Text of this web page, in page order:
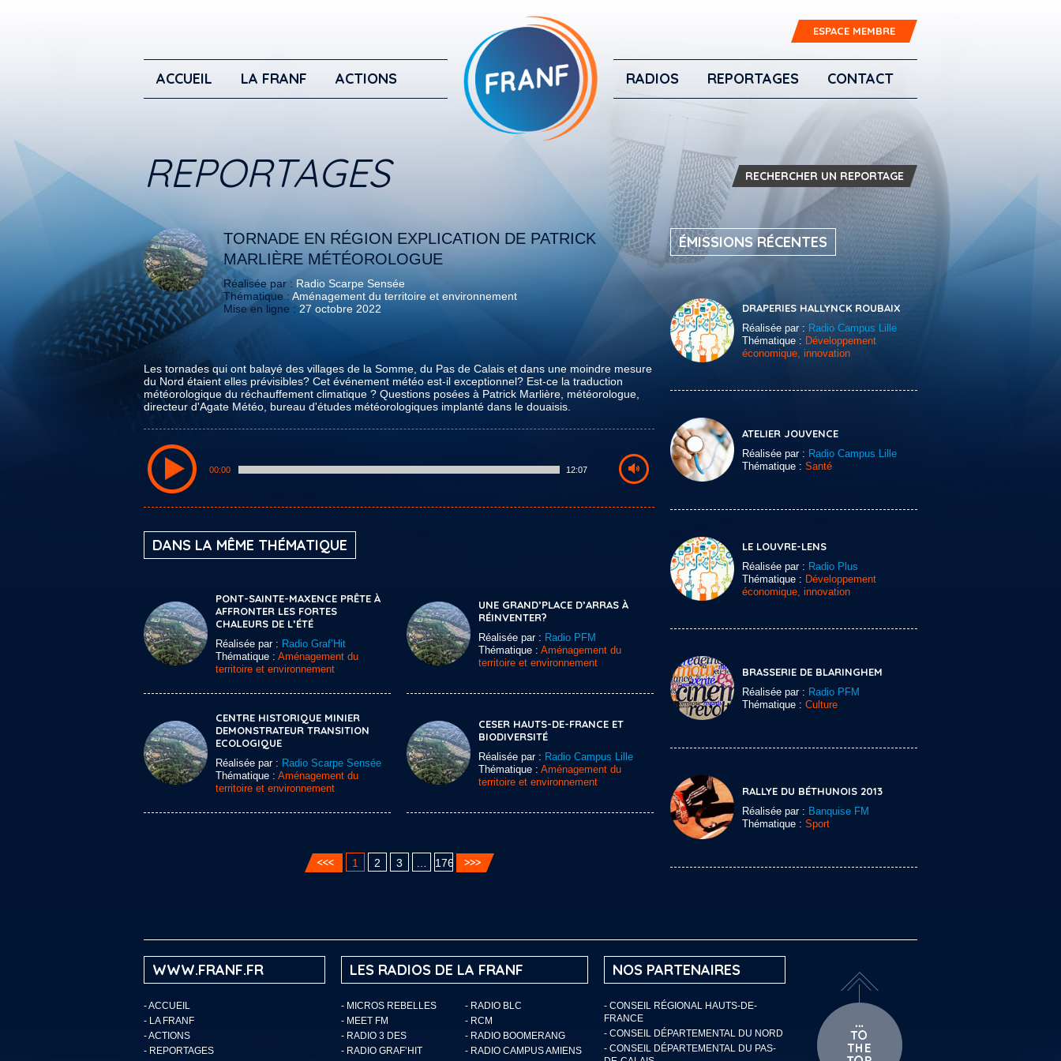
ESPACE MEMBRE
ACCUEIL LA FRANF ACTIONS RADIOS REPORTAGES CONTACT
REPORTAGES RECHERCHER UN REPORTAGE
TORNADE EN RÉGION EXPLICATION DE PATRICK
MARLIÈRE MÉTÉOROLOGUE
Réalisée par : Radio Scarpe Sensée
Thématique : Aménagement du territoire et environnement
Mise en ligne : 27 octobre 2022
Les tornades qui ont balayé des villages de la Somme, du Pas de Calais et dans une moindre mesure
du Nord étaient elles prévisibles? Cet événement météo est-il exceptionnel? Est-ce la traduction
météorologique du réchauffement climatique ? Questions posées à Patrick Marlière, météorologue,
directeur d'Agate Météo, bureau d'études météorologiques implanté dans le douaisis.
00:00 12:07
DANS LA MÊME THÉMATIQUE
PONT-SAINTE-MAXENCE PRÊTE À
AFFRONTER LES FORTES
CHALEURS DE L’ÉTÉ
Réalisée par : Radio Graf’Hit
Thématique : Aménagement du
territoire et environnement
UNE GRAND’PLACE D’ARRAS À
RÉINVENTER?
Réalisée par : Radio PFM
Thématique : Aménagement du
territoire et environnement
CENTRE HISTORIQUE MINIER
DEMONSTRATEUR TRANSITION
ECOLOGIQUE
Réalisée par : Radio Scarpe Sensée
Thématique : Aménagement du
territoire et environnement
CESER HAUTS-DE-FRANCE ET
BIODIVERSITÉ
Réalisée par : Radio Campus Lille
Thématique : Aménagement du
territoire et environnement
1 2 3 176
ÉMISSIONS RÉCENTES
DRAPERIES HALLYNCK ROUBAIX
Réalisée par : Radio Campus Lille
Thématique : Développement
économique, innovation
ATELIER JOUVENCE
Réalisée par : Radio Campus Lille
Thématique : Santé
LE LOUVRE-LENS
Réalisée par : Radio Plus
Thématique : Développement
économique, innovation
BRASSERIE DE BLARINGHEM
Réalisée par : Radio PFM
Thématique : Culture
RALLYE DU BÉTHUNOIS 2013
Réalisée par : Banquise FM
Thématique : Sport
WWW.FRANF.FR
-ACCUEIL
- LA FRANF
-ACTIONS
- REPORTAGES
LES RADIOS DE LA FRANF
- MICROS REBELLES
- RADIO BLC
- MEET FM
- RCM
- RADIO 3 DES
- RADIO BOOMERANG
- RADIO GRAF’HIT
- RADIO CAMPUS AMIENS
NOS PARTENAIRES
- CONSEIL RÉGIONAL HAUTS-DE-
FRANCE
- CONSEIL DÉPARTEMENTAL DU NORD
- CONSEIL DÉPARTEMENTAL DU PAS-